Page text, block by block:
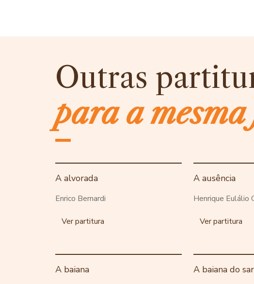
Outras
para a
A alvorada
Enrico Bernardi
Ver partitura
A ausência
Henrique Eulálio
Ver partitura
A baiana A baiana do